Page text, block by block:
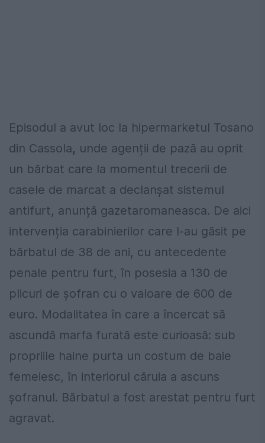
Episodul a avut loc la hipermarketul Tosano
din Cassola, unde agenții de pază au oprit
un bărbat care la momentul trecerii de
casele de marcat a declanșat sistemul
antifurt, anunță gazetaromaneasca. De aici
intervenția carabinierilor care l-au găsit pe
bărbatul de 38 de ani, cu antecedente
penale pentru furt, în posesia a 130 de
plicuri de șofran cu o valoare de 600 de
euro. Modalitatea în care a încercat să
ascundă marfa furată este curioasă: sub
propriile haine purta un costum de baie
femeiesc, în interiorul căruia a ascuns
șofranul. Bărbatul a fost arestat pentru furt
agravat.